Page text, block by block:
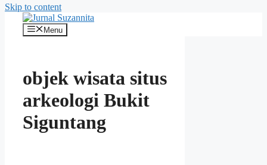
Skip to content
Menu
objek wisata situs
arkeologi Bukit
Siguntang